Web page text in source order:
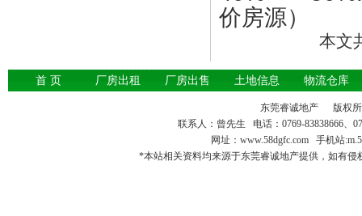
价房源）
本文
首 页 厂房出租 厂房出售 土地信息 物流仓库
东莞睿诚地产 版权
联系人：曾先生 电话：0769-83838666、
网址： www.58dgfc.com手机站
*本站相关资料均来源于东莞睿诚地产提供，如有